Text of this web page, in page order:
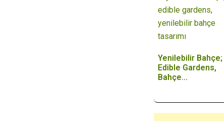
Yenilebilir Bahçe;
Edible Gardens,
Bahçe